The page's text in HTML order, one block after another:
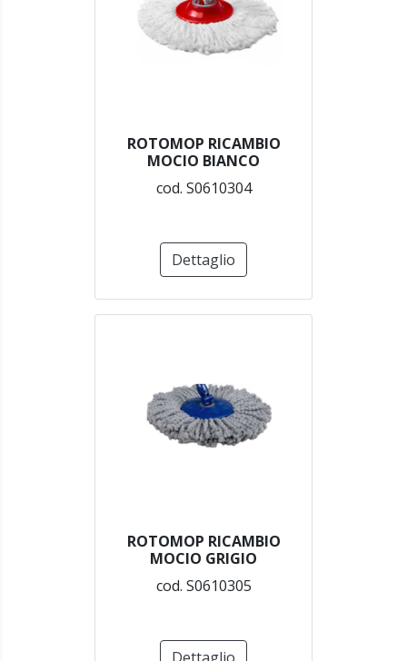
ROTOMOP RICAMBIO
MOCIO BIANCO
cod. S0610304
Dettaglio
ROTOMOP RICAMBIO
MOCIO GRIGIO
cod. S0610305